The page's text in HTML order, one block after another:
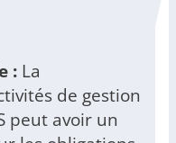
: La
de gestion
peut avoir un